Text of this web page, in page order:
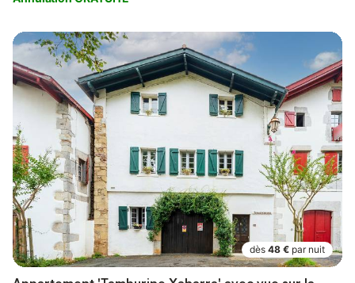
dès 48 € par nuit